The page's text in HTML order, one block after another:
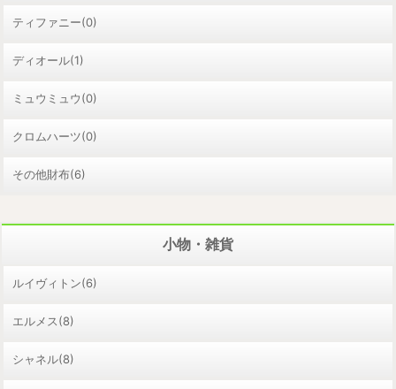
ティファニー(0)
ディオール(1)
ミュウミュウ(0)
クロムハーツ(0)
その他財布(6)
小物・雑貨
ルイヴィトン(6)
エルメス(8)
シャネル(8)